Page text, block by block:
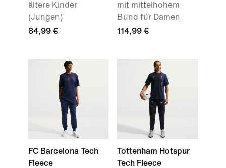
ältere Kinder
(Jungen)
84,99 €
mit mittelhohem
Bund für Damen
114,99 €
FC Barcelona Tech
Fleece
Tottenham Hotspur
Tech Fleece